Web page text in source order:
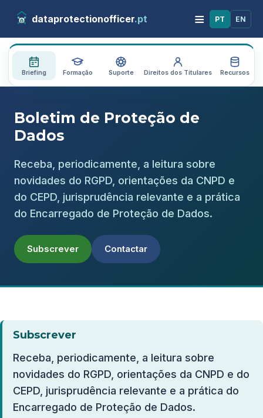
dataprotectionofficer.pt ≡ PT EN
Briefing Formação Suporte Direitos dos Titulares Recursos
Boletim de Proteção de
Dados
Receba, periodicamente, a leitura sobre
novidades do RGPD, orientações da CNPD e
do CEPD, jurisprudência relevante e a prática
do Encarregado de Proteção de Dados.
Subscrever Contactar
Subscrever
Receba, periodicamente, a leitura sobre
novidades do RGPD, orientações da CNPD e do
CEPD, jurisprudência relevante e a prática do
Encarregado de Proteção de Dados.